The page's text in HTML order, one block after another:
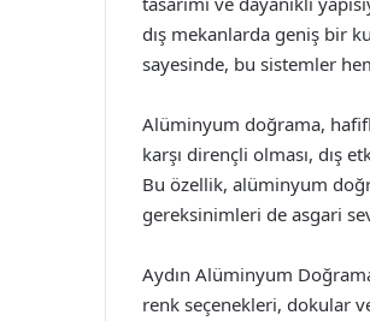
dış mekanlarda geniş bir
sayesinde, bu sistemler
Alüminyum doğrama,
karşı dirençli olması, dış
Bu özellik, alüminyum
gereksinimleri de asgari
Aydın Alüminyum
renk seçenekleri, dokular